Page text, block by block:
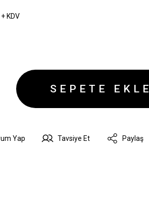
KDV
SEPETE EKLE
Yap Tavsiye Et Paylaş